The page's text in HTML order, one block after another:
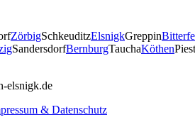
ZörbigSchkeuditzElsnigkGreppin
SandersdorfBernburgTauchaKöthen
elsnigk.de
& Datenschutz